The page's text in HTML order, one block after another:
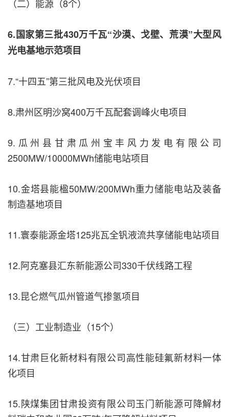
（二）能源（8个）
6.国家第三批430万千瓦“沙漠、戈壁、荒漠”大型风
光电基地示范项目
7.“十四五”第三批风电及光伏项目
8.肃州区明沙窝400万千瓦配套调峰火电项目
9.瓜州县甘肃瓜州宝丰风力发电有限公司
2500MW/10000MWh储能电站项目
10.金塔县能楹50MW/200MWh重力储能电站及装备
制造基地项目
11.寰泰能源金塔125兆瓦全钒液流共享储能电站项目
12.阿克塞县汇东新能源公司330千伏线路工程
13.昆仑燃气瓜州管道气掺氢项目
（三）工业制造业（15个）
14.甘肃巨化新材料有限公司高性能硅氟新材料一体
化项目
15.陕煤集团甘肃投资有限公司玉门新能源可降解材